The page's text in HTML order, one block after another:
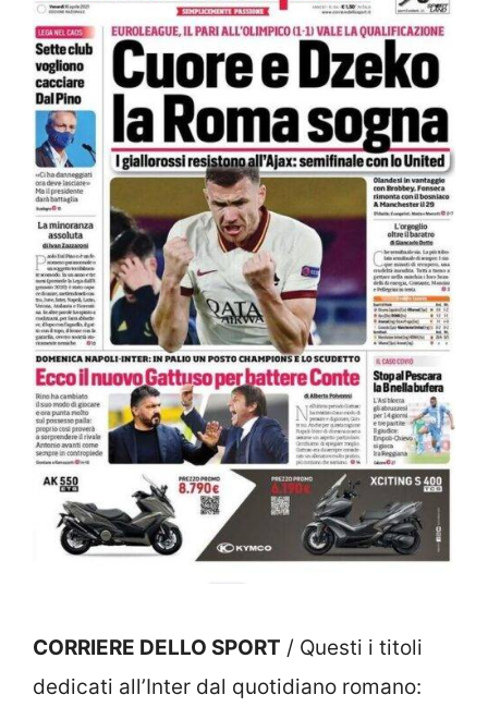
CORRIERE DELLO SPORT / Questi i titoli
dedicati all’Inter dal quotidiano romano: